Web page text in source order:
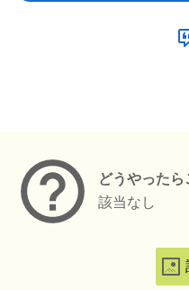
どうやったら
該当なし